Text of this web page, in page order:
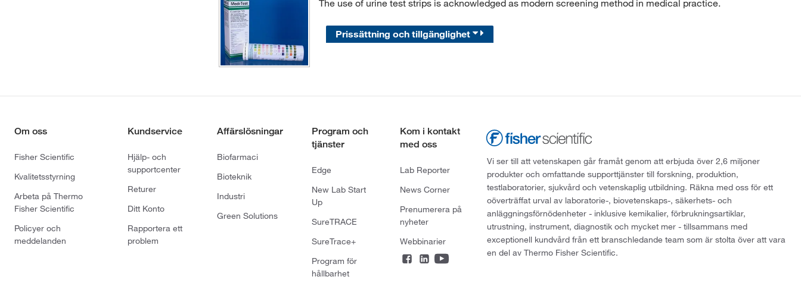
The use of urine test strips is acknowledged as modern screening method in medical practice.
Prissättning och tillgänglighet
Om oss
Fisher Scientific
Kvalitetsstyrning
Arbeta på Thermo
Fisher Scientific
Policyer och
meddelanden
Kundservice
Hjälp- och
supportcenter
Returer
Ditt Konto
Rapportera ett
problem
Affärslösningar
Biofarmaci
Bioteknik
Industri
Green Solutions
Program och
tjänster
Edge
New Lab Start
Up
SureTRACE
SureTrace+
Program för
hållbarhet
Kom i kontakt
med oss
Lab Reporter
News Corner
Prenumerera på
nyheter
Webbinarier
Vi ser till att vetenskapen går framåt genom att erbjuda över 2,6 miljoner
produkter och omfattande supporttjänster till forskning, produktion,
testlaboratorier, sjukvård och vetenskaplig utbildning. Räkna med oss för ett
oöverträffat urval av laboratorie-, biovetenskaps-, säkerhets- och
anläggningsförnödenheter - inklusive kemikalier, förbrukningsartiklar,
utrustning, instrument, diagnostik och mycket mer - tillsammans med
exceptionell kundvård från ett branschledande team som är stolta över att vara
en del av Thermo Fisher Scientific.